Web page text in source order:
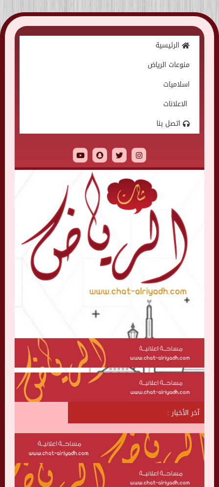
Skip
to
الرئيسية
منوعات الرياض
اسلاميات
الاعلانات
اتصل بنا
آخر الأخبار :